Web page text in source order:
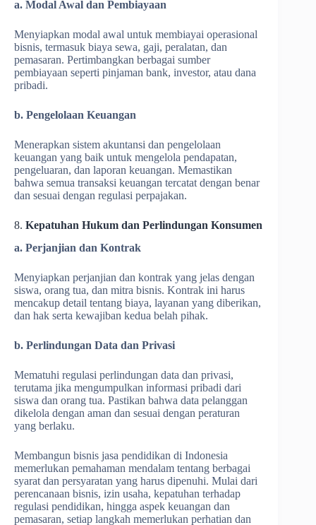
a. Modal Awal dan Pembiayaan
Menyiapkan modal awal untuk membiayai operasional
bisnis, termasuk biaya sewa, gaji, peralatan, dan
pemasaran. Pertimbangkan berbagai sumber
pembiayaan seperti pinjaman bank, investor, atau dana
pribadi.
b. Pengelolaan Keuangan
Menerapkan sistem akuntansi dan pengelolaan
keuangan yang baik untuk mengelola pendapatan,
pengeluaran, dan laporan keuangan. Memastikan
bahwa semua transaksi keuangan tercatat dengan benar
dan sesuai dengan regulasi perpajakan.
8. Kepatuhan Hukum dan Perlindungan Konsumen
a. Perjanjian dan Kontrak
Menyiapkan perjanjian dan kontrak yang jelas dengan
siswa, orang tua, dan mitra bisnis. Kontrak ini harus
mencakup detail tentang biaya, layanan yang diberikan,
dan hak serta kewajiban kedua belah pihak.
b. Perlindungan Data dan Privasi
Mematuhi regulasi perlindungan data dan privasi,
terutama jika mengumpulkan informasi pribadi dari
siswa dan orang tua. Pastikan bahwa data pelanggan
dikelola dengan aman dan sesuai dengan peraturan
yang berlaku.
Membangun bisnis jasa pendidikan di Indonesia
memerlukan pemahaman mendalam tentang berbagai
syarat dan persyaratan yang harus dipenuhi. Mulai dari
perencanaan bisnis, izin usaha, kepatuhan terhadap
regulasi pendidikan, hingga aspek keuangan dan
pemasaran, setiap langkah memerlukan perhatian dan